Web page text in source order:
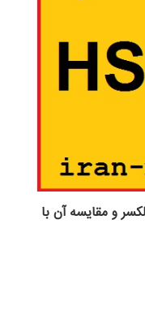
و مقايسه آن با